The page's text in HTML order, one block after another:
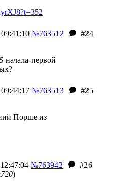
№763512
#24
начала-первой
№763513
#25
Порше из
№763942
#26
)